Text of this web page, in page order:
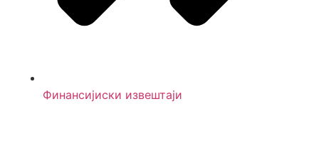
Финансијиски извештаји